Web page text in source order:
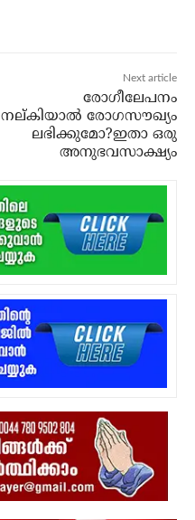
Next article
രോഗീലേപനം
നല്കിയാല്‍ രോഗസൗഖ്യം
ലഭിക്കുമോ?ഇതാ ഒരു
അനുഭവസാക്ഷ്യം